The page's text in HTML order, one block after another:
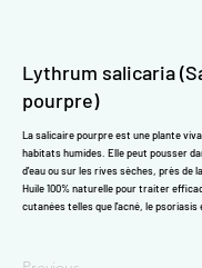
Lythrum salicaria
pourpre)
La salicaire pourpre est une plante
habitats humides. Elle peut pousser
d'eau ou sur les rives sèches, près de
Huile 100% naturelle pour traiter
cutanées telles que l'acné, le psoriasis